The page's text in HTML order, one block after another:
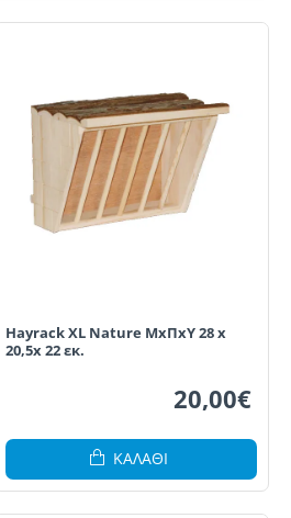
Hayrack XL Nature ΜxΠxΥ 28 x
20,5x 22 εκ.
20,00€
ΚΑΛΆΘΙ